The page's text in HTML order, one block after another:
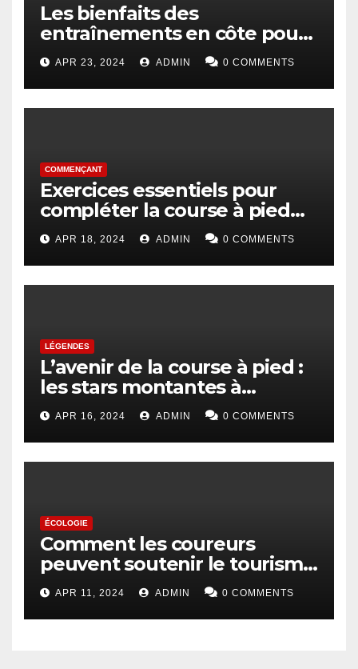
Les bienfaits des
entraînements en côte pour
les coureurs
APR 23, 2024 ADMIN 0 COMMENTS
COMMENÇANT
Exercices essentiels pour
compléter la course à pied
pour les débutants
APR 18, 2024 ADMIN 0 COMMENTS
LÉGENDES
L’avenir de la course à pied :
les stars montantes à
surveiller
APR 16, 2024 ADMIN 0 COMMENTS
ÉCOLOGIE
Comment les coureurs
peuvent soutenir le tourisme
durable
APR 11, 2024 ADMIN 0 COMMENTS